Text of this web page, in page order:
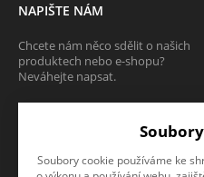
NAPIŠTE NÁM
Chcete nám něco sdělit o našich
produktech nebo e-shopu?
Neváhejte napsat.
Soubory cookie používáme ke